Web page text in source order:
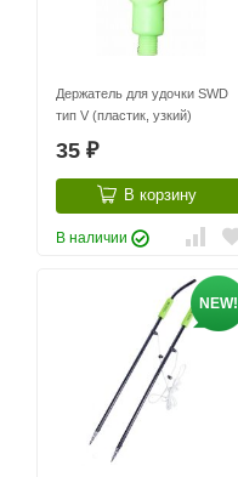
Держатель для удочки SWD
тип V (пластик, узкий)
35 ₽
В корзину
В наличии
NEW!